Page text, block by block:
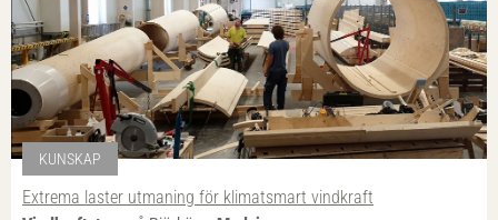
KUNSKAP
Extrema laster utmaning för klimatsmart vindkraft